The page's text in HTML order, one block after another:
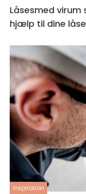
Låsesmed virum sådan vælger du den rigtige
hjælp til dine låse
inspiration